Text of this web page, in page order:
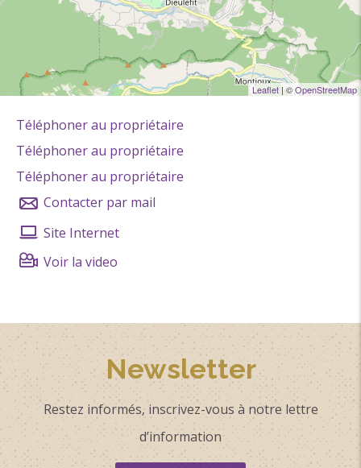
Dégustations et vente sur place, ne manquez pas le
miel de lavande.
Classement & Labels Leaflet | ©OpenStreetMap
Téléphoner au propriétaire
Téléphoner au propriétaire
Téléphoner au propriétaire
Contacter par mail
Site Internet
Voir la video
Newsletter
Restez informés, inscrivez-vous à notre lettre
d’information